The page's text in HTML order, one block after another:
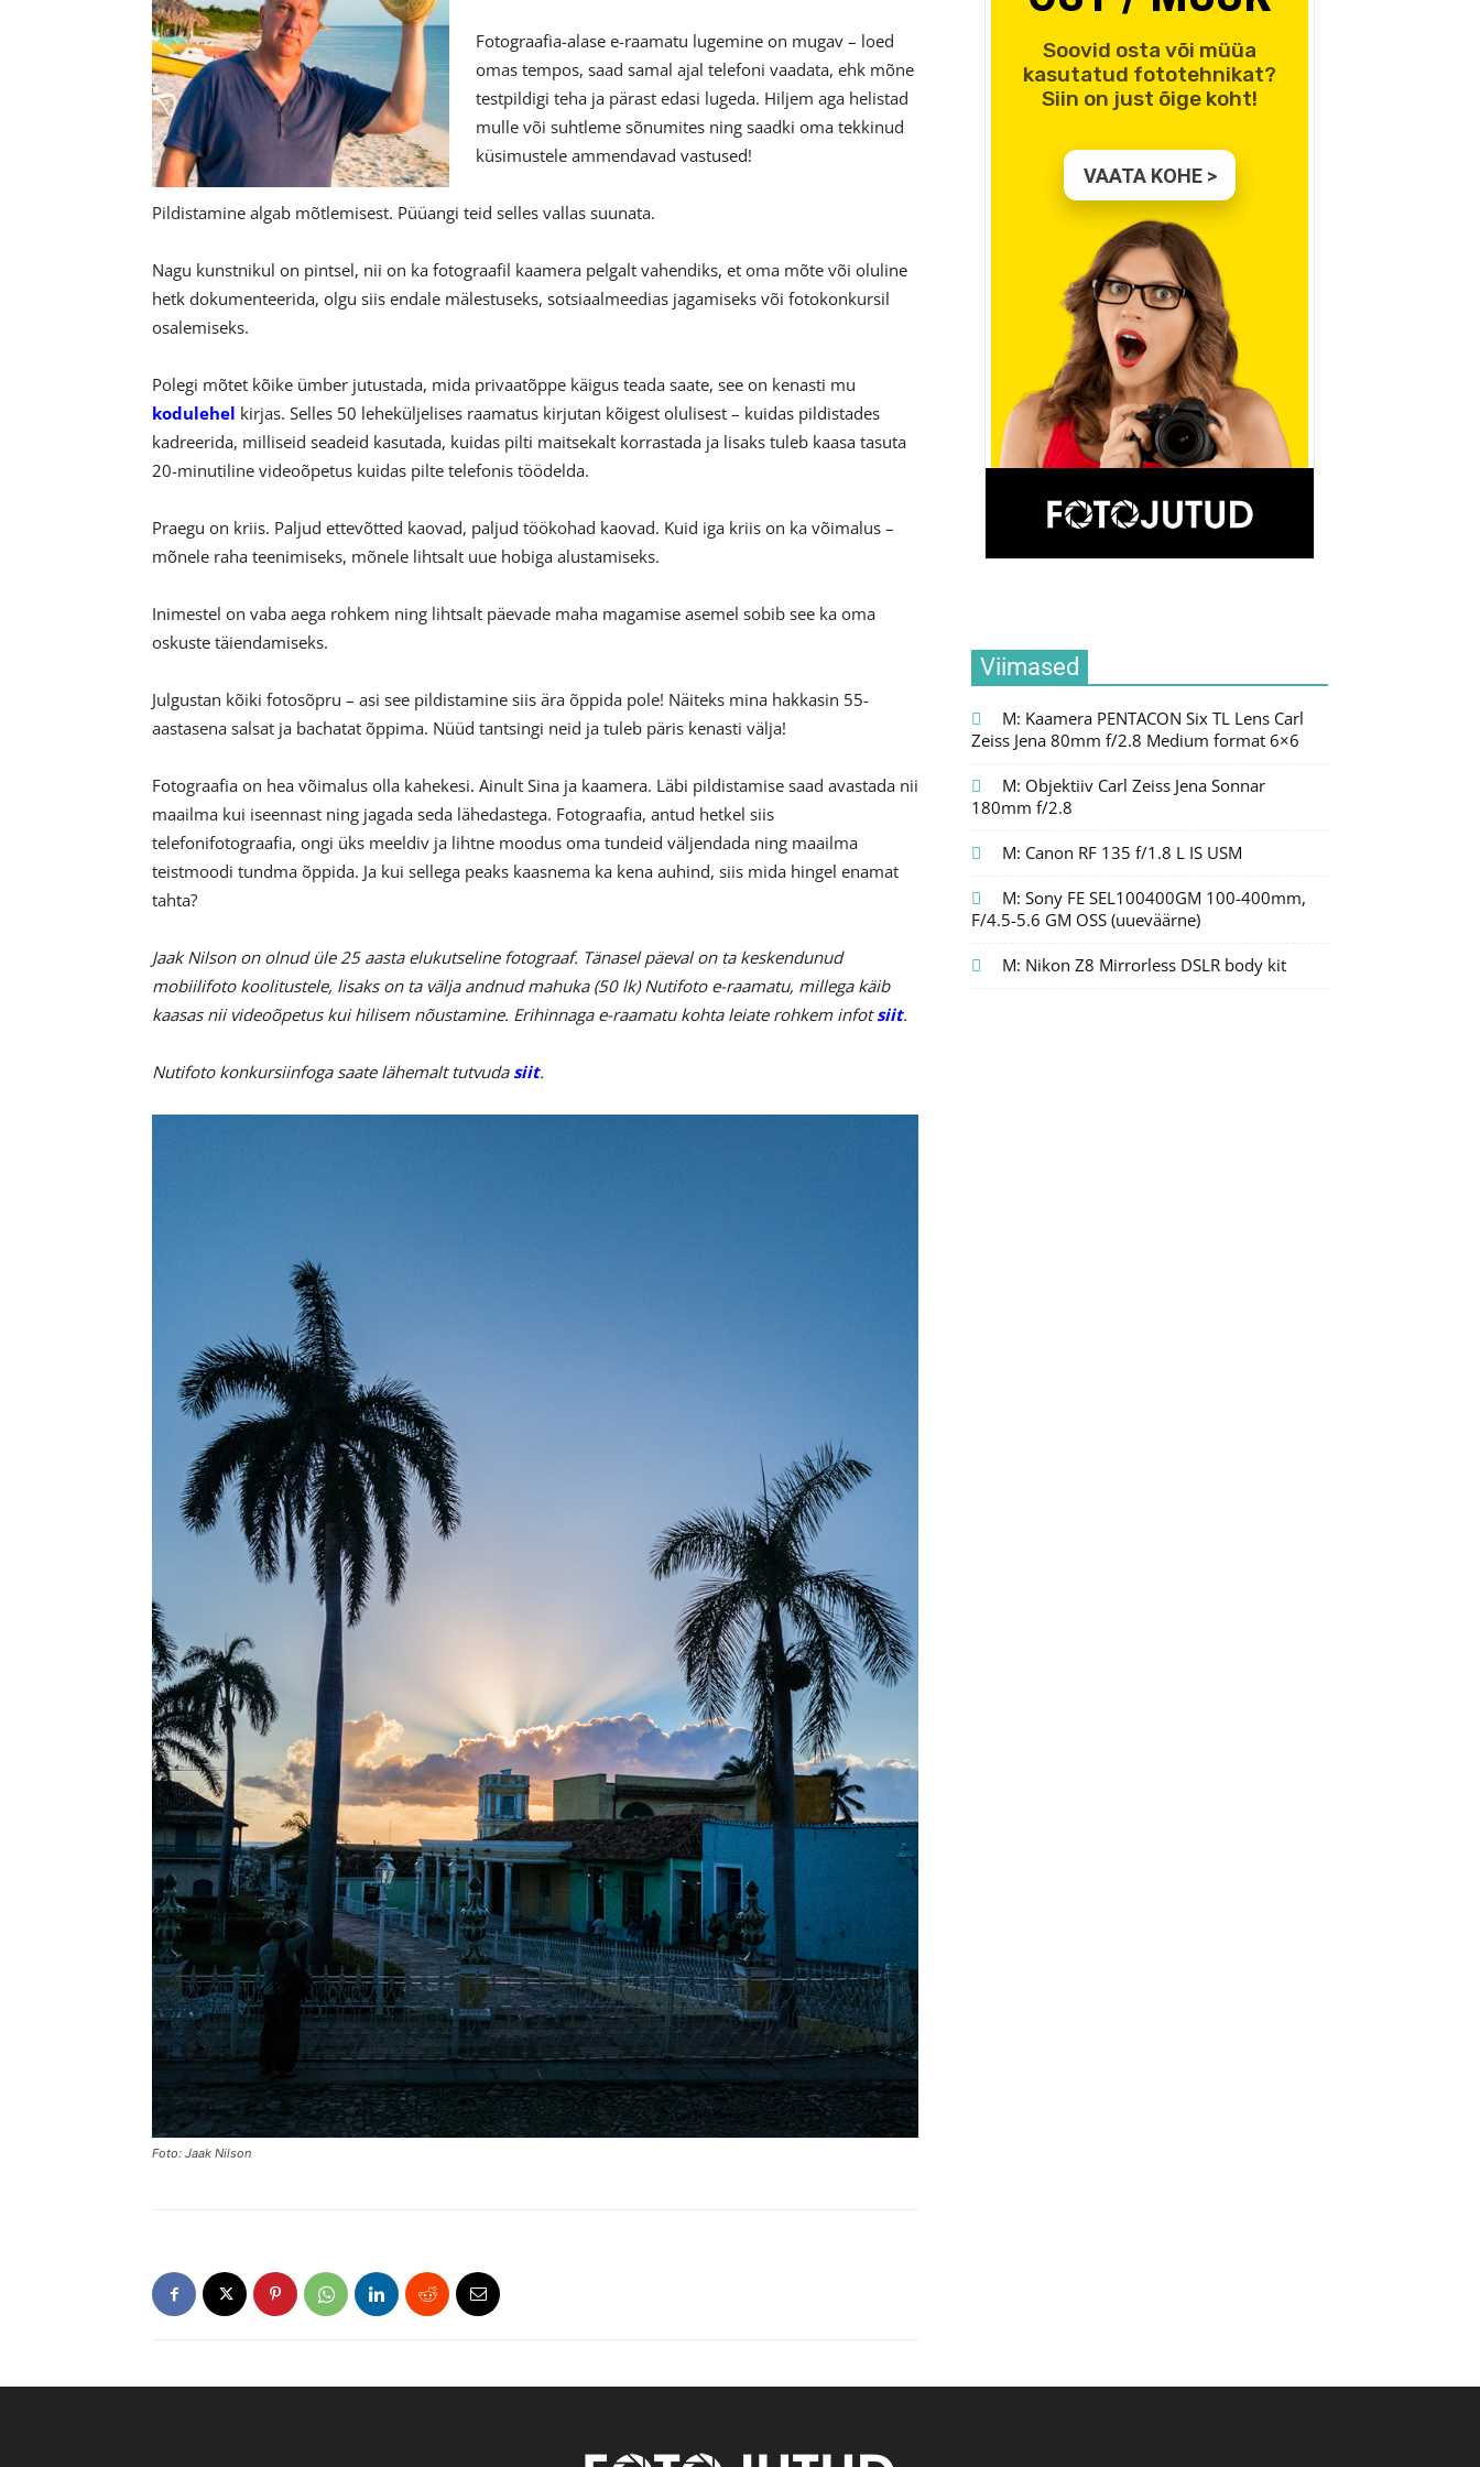
Fotograafia-alase e-raamatu lugemine on mugav – loed
omas tempos, saad samal ajal telefoni vaadata, ehk mõne
testpildigi teha ja pärast edasi lugeda. Hiljem aga helistad
mulle või suhtleme sõnumites ning saadki oma tekkinud
küsimustele ammendavad vastused!
Pildistamine algab mõtlemisest. Püüangi teid selles vallas suunata.
Nagu kunstnikul on pintsel, nii on ka fotograafil kaamera pelgalt vahendiks, et oma mõte või oluline
hetk dokumenteerida, olgu siis endale mälestuseks, sotsiaalmeedias jagamiseks või fotokonkursil
osalemiseks.
Polegi mõtet kõike ümber jutustada, mida privaatõppe käigus teada saate, see on kenasti mu
kodulehel kirjas. Selles 50 leheküljelises raamatus kirjutan kõigest olulisest – kuidas pildistades
kadreerida, milliseid seadeid kasutada, kuidas pilti maitsekalt korrastada ja lisaks tuleb kaasa tasuta
20-minutiline videoõpetus kuidas pilte telefonis töödelda.
Praegu on kriis. Paljud ettevõtted kaovad, paljud töökohad kaovad. Kuid iga kriis on ka võimalus –
mõnele raha teenimiseks, mõnele lihtsalt uue hobiga alustamiseks.
Inimestel on vaba aega rohkem ning lihtsalt päevade maha magamise asemel sobib see ka oma
oskuste täiendamiseks.
Julgustan kõiki fotosõpru – asi see pildistamine siis ära õppida pole! Näiteks mina hakkasin 55-
aastasena salsat ja bachatat õppima. Nüüd tantsingi neid ja tuleb päris kenasti välja!
Fotograafia on hea võimalus olla kahekesi. Ainult Sina ja kaamera. Läbi pildistamise saad avastada nii
maailma kui iseennast ning jagada seda lähedastega. Fotograafia, antud hetkel siis
telefonifotograafia, ongi üks meeldiv ja lihtne moodus oma tundeid väljendada ning maailma
teistmoodi tundma õppida. Ja kui sellega peaks kaasnema ka kena auhind, siis mida hingel enamat
tahta?
Jaak Nilson on olnud üle 25 aasta elukutseline fotograaf. Tänasel päeval on ta keskendunud
mobiilifoto koolitustele, lisaks on ta välja andnud mahuka (50 lk) Nutifoto e-raamatu, millega käib
kaasas nii videoõpetus kui hilisem nõustamine. Erihinnaga e-raamatu kohta leiate rohkem infotsiit.
Nutifoto konkursiinfoga saate lähemalt tutvudasiit.
Foto: Jaak Nilson
Viimased
M: Kaamera PENTACON Six TL Lens Carl
Zeiss Jena 80mm f/2.8 Medium format 6×6
M: Objektiiv Carl Zeiss Jena Sonnar
180mm f/2.8
M: Canon RF 135 f/1.8 L IS USM
M: Sony FE SEL100400GM 100-400mm,
F/4.5-5.6 GM OSS (uueväärne)
M: Nikon Z8 Mirrorless DSLR body kit